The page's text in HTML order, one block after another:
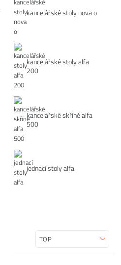
kancelářské stoly nova o
kancelářské stoly alfa
200
kancelářské skříně alfa
500
jednací stoly alfa
Seřadit